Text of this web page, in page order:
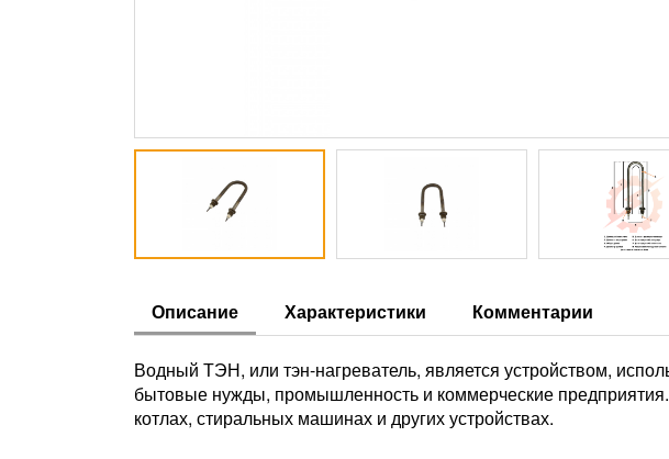
Описание Характеристики Комментарии
Водный ТЭН, или тэн-нагреватель, является устройством,
бытовые нужды, промышленность и коммерческие
котлах, стиральных машинах и других устройствах.